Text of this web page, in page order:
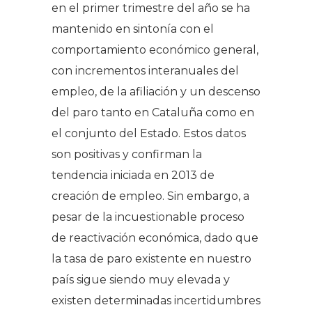
en el primer trimestre del año se ha
mantenido en sintonía con el
comportamiento económico general,
con incrementos interanuales del
empleo, de la afiliación y un descenso
del paro tanto en Cataluña como en
el conjunto del Estado. Estos datos
son positivas y confirman la
tendencia iniciada en 2013 de
creación de empleo. Sin embargo, a
pesar de la incuestionable proceso
de reactivación económica, dado que
la tasa de paro existente en nuestro
país sigue siendo muy elevada y
existen determinadas incertidumbres